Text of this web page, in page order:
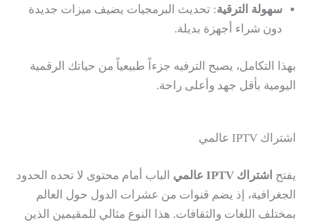
سهولة الترقية: تحديث البرمجيات يضيف ميزات جديدة
دون شراء أجهزة بديلة.
بهذا التكامل، يصبح الترفيه جزءاً طبيعياً من حياتك الرقمية
اليومية بأقل جهد وأعلى راحة.
اشتراك IPTV عالمي
يفتحاشتراك IPTV عالمي
الباب أمام محتوى لا تحده الحدود
الجغرافية، إذ يضم قنوات من عشرات الدول حول العالم
بمختلف اللغات والثقافات. هذا النوع مثالي للمقيمين الذين